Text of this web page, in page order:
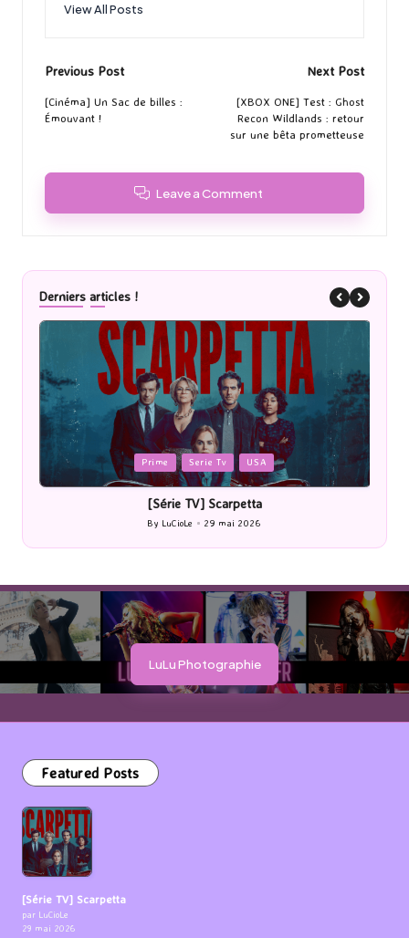
View All Posts
Post
navigation
Previous Post
[Cinéma] Un Sac de billes :
Émouvant !
Next Post
[XBOX ONE] Test : Ghost
Recon Wildlands : retour
sur une bêta prometteuse
Leave a Comment
Derniers articles !
Posted
in
Cinéma
[Cinéma] Les Rayons et des ombres
Posted
by
ByLuCioLe 27 mai 2026
LuLu Photographie
Featured Posts
[Série TV] Scarpetta
par LuCioLe
29 mai 2026